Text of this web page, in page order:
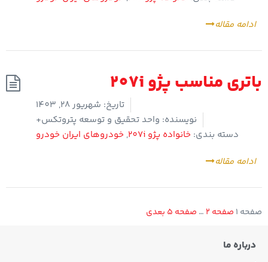
ادامه مقاله
باتری مناسب پژو 207i
تاریخ: شهریور 28, 1403
نویسنده: واحد تحقیق و توسعه پتروتکس+
دسته بندی: خانواده پژو 207i , خودروهای ایران خودرو
ادامه مقاله
صفحه 1 صفحه 2
… صفحه 5 بعدی
درباره ما